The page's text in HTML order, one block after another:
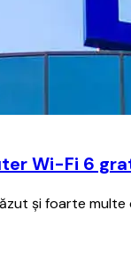
Wi-Fi 6
şi foarte